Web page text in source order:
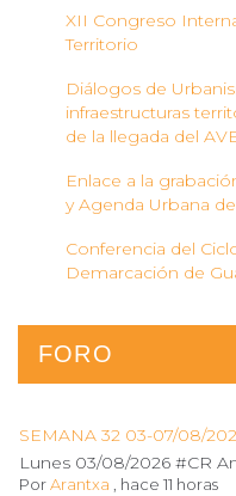
XII Congreso
Territorio
Diálogos de
infraestructuras
de la llegada del
Enlace a la
y Agenda Urbana
Conferencia del
Demarcación de
FORO
SEMANA 32 03-07/08/
Lunes 03/08/2026 #CR
PorArantxa , hace 11 horas